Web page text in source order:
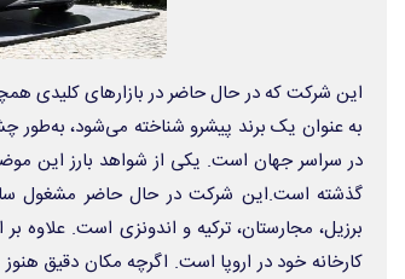
این شرکت که در حال حاضر در بازارهای کلیدی
به عنوان یک برند پیشرو شناخته می‌شود،
در سراسر جهان است. یکی از شواهد بارز این
گذشته است.این شرکت در حال حاضر مشغول
برزیل، مجارستان، ترکیه و اندونزی است. علاوه
کارخانه‌ خود در اروپا است. اگرچه مکان دقیق